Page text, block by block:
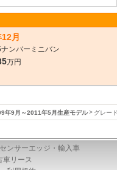
月
ンバーミニバン
万円
年9月～2011年5月生産モデル グレー
ンサーエッジ・輸入車
車リース